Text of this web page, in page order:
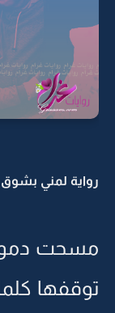
لمني بشوق